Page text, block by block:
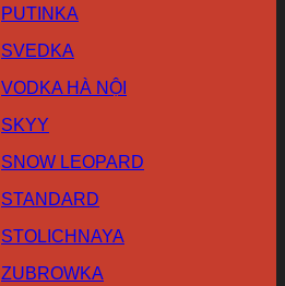
PUTINKA
SVEDKA
VODKA HÀ NỘI
SKYY
SNOW LEOPARD
STANDARD
STOLICHNAYA
ZUBROWKA